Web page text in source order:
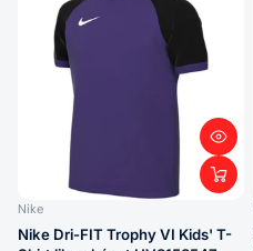
Nike
Nike Dri-FIT Trophy VI Kids' T-